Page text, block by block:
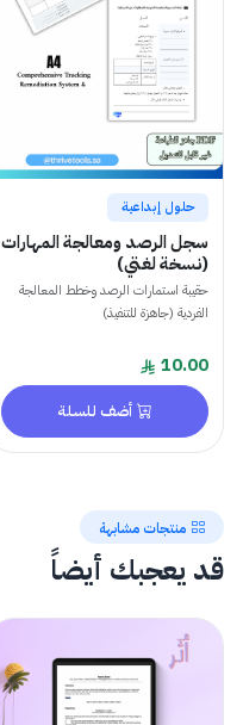
حلول إبداعية
سجل الرصد ومعالجة المهارات
(نسخة لغتي)
حقيبة استمارات الرصد وخطط المعالجة
الفردية (جاهزة للتنفيذ)
10.00
أضف للسلة
منتجات مشابهة
قد يعجبك أيضاً